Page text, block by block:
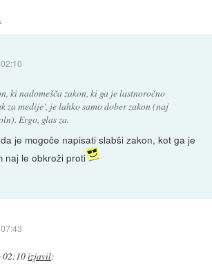
ki nadomešča zakon, ki ga je lastnoročno
za medije', je lahko samo dober zakon (naj
Ergo, glas za.
je mogoče napisati slabši zakon, kot ga je
naj le obkroži proti
02:10izjavil: